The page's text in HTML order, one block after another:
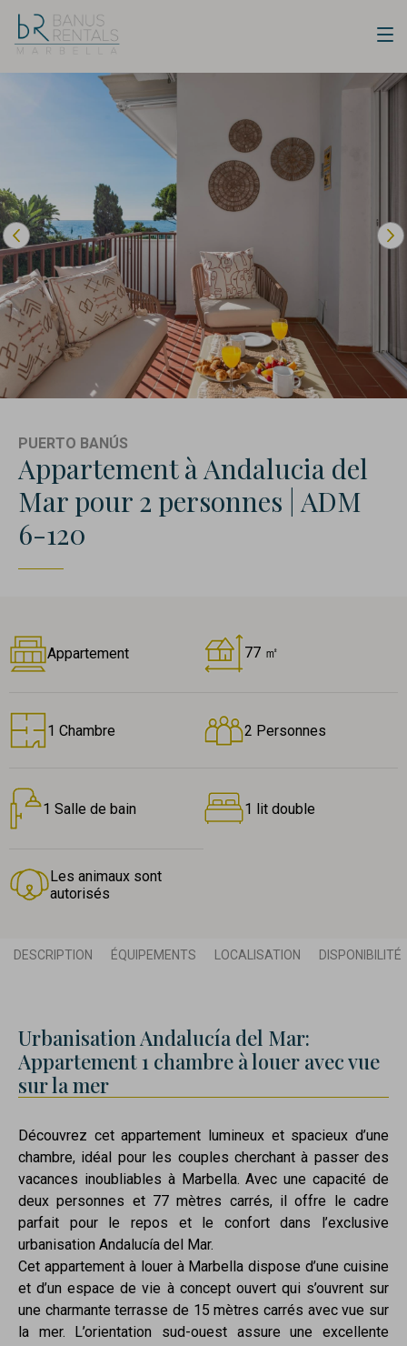
PUERTO BANÚS
Appartement à Andalucia del
Mar pour 2 personnes | ADM
6-120
Appartement 77 ㎡
1 Chambre 2 Personnes
1 Salle de bain 1 lit double
Les animaux sont
autorisés
DESCRIPTION ÉQUIPEMENTS LOCALISATION DISPONIBILITÉ
Urbanisation Andalucía del Mar:
Appartement 1 chambre à louer avec vue
sur la mer
Découvrez cet appartement lumineux et spacieux d’une
chambre, idéal pour les couples cherchant à passer des
vacances inoubliables à Marbella. Avec une capacité de
deux personnes et 77 mètres carrés, il offre le cadre
parfait pour le repos et le confort dans l’exclusive
urbanisation Andalucía del Mar.
Cet appartement à louer à Marbella dispose d’une cuisine
et d’un espace de vie à concept ouvert qui s’ouvrent sur
une charmante terrasse de 15 mètres carrés avec vue sur
la mer. L’orientation sud-ouest assure une excellente